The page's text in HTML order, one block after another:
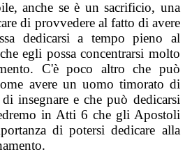
anche se è un sacrificio, una
di provvedere al fatto di avere
dedicarsi a tempo pieno al
egli possa concentrarsi molto
C'è poco altro che può
avere un uomo timorato di
insegnare e che può dedicarsi
in Atti 6 che gli Apostoli
di potersi dedicare alla